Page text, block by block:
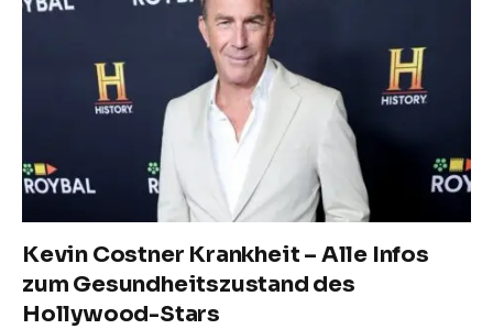
Kevin Costner Krankheit – Alle Infos
zum Gesundheitszustand des
Hollywood-Stars